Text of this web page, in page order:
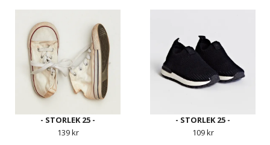
- STORLEK 25 -
139 kr
- STORLEK 25 -
109 kr